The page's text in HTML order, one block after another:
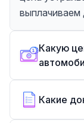
выплачиваем
Какую
Какие